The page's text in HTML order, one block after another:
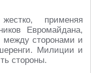
применяя
Евромайдана,
между сторонами и
Милиции и
стороны.